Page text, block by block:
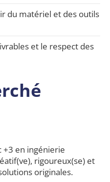
du matériel et des outils
et le respect des
+3 en ingénierie
rigoureux(se) et
originales.